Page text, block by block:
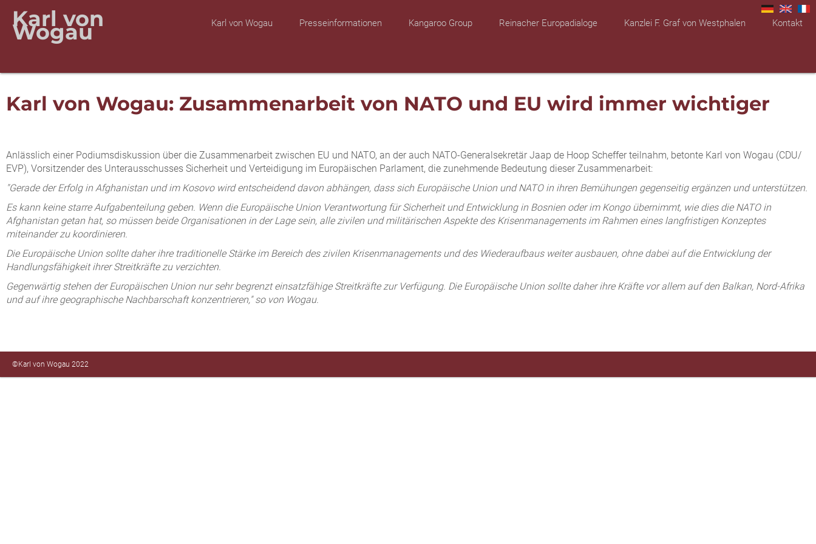
Karl von
Wogau Karl von Wogau Presseinformationen Kangaroo Group Reinacher Europadialoge Kanzlei F. Graf von Westphalen Kontakt
Karl von Wogau: Zusammenarbeit von NATO und EU wird immer wichtiger
Anlässlich einer Podiumsdiskussion über die Zusammenarbeit zwischen EU und NATO, an der auch NATO-Generalsekretär Jaap de Hoop Scheffer teilnahm, betonte Karl von Wogau (CDU/
EVP), Vorsitzender des Unterausschusses Sicherheit und Verteidigung im Europäischen Parlament, die zunehmende Bedeutung dieser Zusammenarbeit:
"Gerade der Erfolg in Afghanistan und im Kosovo wird entscheidend davon abhängen, dass sich Europäische Union und NATO in ihren Bemühungen gegenseitig ergänzen und unterstützen.
Es kann keine starre Aufgabenteilung geben. Wenn die Europäische Union Verantwortung für Sicherheit und Entwicklung in Bosnien oder im Kongo übernimmt, wie dies die NATO in
Afghanistan getan hat, so müssen beide Organisationen in der Lage sein, alle zivilen und militärischen Aspekte des Krisenmanagements im Rahmen eines langfristigen Konzeptes
miteinander zu koordinieren.
Die Europäische Union sollte daher ihre traditionelle Stärke im Bereich des zivilen Krisenmanagements und des Wiederaufbaus weiter ausbauen, ohne dabei auf die Entwicklung der
Handlungsfähigkeit ihrer Streitkräfte zu verzichten.
Gegenwärtig stehen der Europäischen Union nur sehr begrenzt einsatzfähige Streitkräfte zur Verfügung. Die Europäische Union sollte daher ihre Kräfte vor allem auf den Balkan, Nord-Afrika
und auf ihre geographische Nachbarschaft konzentrieren," so von Wogau.
©Karl von Wogau 2022